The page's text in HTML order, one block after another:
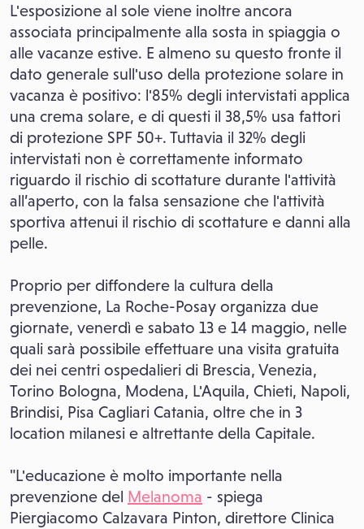
L'esposizione al sole viene inoltre ancora
associata principalmente alla sosta in spiaggia o
alle vacanze estive. E almeno su questo fronte il
dato generale sull'uso della protezione solare in
vacanza è positivo: l'85% degli intervistati applica
una crema solare, e di questi il 38,5% usa fattori
di protezione SPF 50+. Tuttavia il 32% degli
intervistati non è correttamente informato
riguardo il rischio di scottature durante l'attività
all’aperto, con la falsa sensazione che l'attività
sportiva attenui il rischio di scottature e danni alla
pelle.
Proprio per diffondere la cultura della
prevenzione, La Roche-Posay organizza due
giornate, venerdì e sabato 13 e 14 maggio, nelle
quali sarà possibile effettuare una visita gratuita
dei nei centri ospedalieri di Brescia, Venezia,
Torino Bologna, Modena, L'Aquila, Chieti, Napoli,
Brindisi, Pisa Cagliari Catania, oltre che in 3
location milanesi e altrettante della Capitale.
"L'educazione è molto importante nella
prevenzione del Melanoma - spiega
Piergiacomo Calzavara Pinton, direttore Clinica